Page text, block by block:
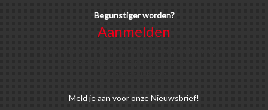
Begunstiger worden?
Aanmelden
Meld je aan voor onze Nieuwsbrief!